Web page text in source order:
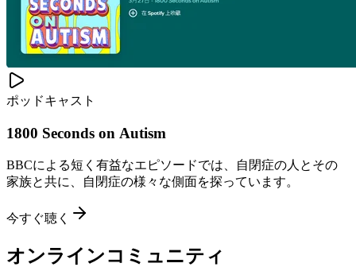
ポッドキャスト
1800 Seconds on Autism
BBCによる短く有益なエピソードでは、自閉症の人とその
家族と共に、自閉症の様々な側面を探っています。
今すぐ聴く
オンラインコミュニティ